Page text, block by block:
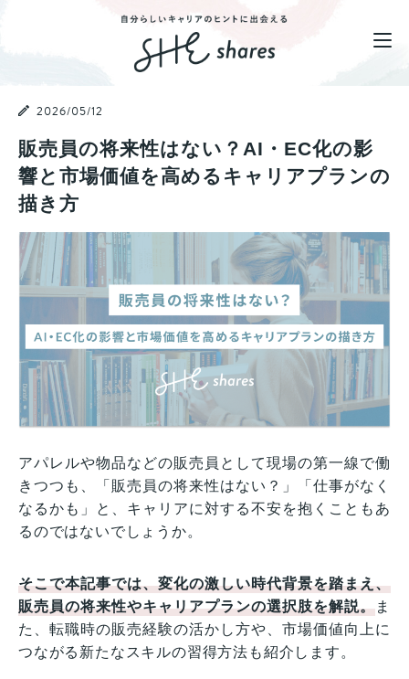
2026/05/12
販売員の将来性はない？AI・EC化の影
響と市場価値を高めるキャリアプランの
描き方
アパレルや物品などの販売員として現場の第一線で働
きつつも、「販売員の将来性はない？」「仕事がなく
なるかも」と、キャリアに対する不安を抱くこともあ
るのではないでしょうか。
そこで本記事では、変化の激しい時代背景を踏まえ、
販売員の将来性やキャリアプランの選択肢を解説。ま
た、転職時の販売経験の活かし方や、市場価値向上に
つながる新たなスキルの習得方法も紹介します。